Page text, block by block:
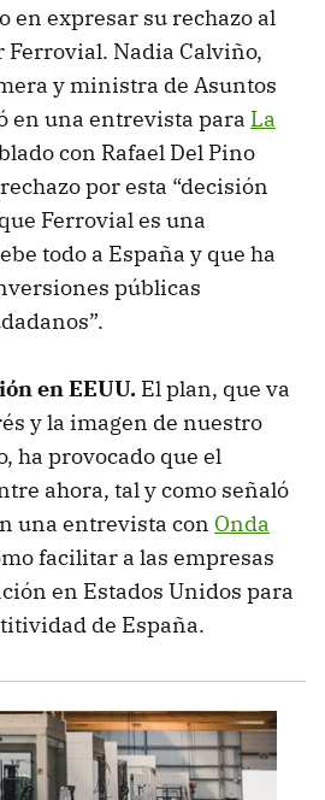
en expresar su rechazo al
Nadia Calviño,
y ministra de Asuntos
en una entrevista para La
con Rafael Del Pino
por esta “decisión
Ferrovial es una
todo a España y que ha
públicas
en EEUU. El plan, que va
y la imagen de nuestro
ha provocado que el
ahora, tal y como señaló
una entrevista con Onda
facilitar a las empresas
en Estados Unidos para
de España.